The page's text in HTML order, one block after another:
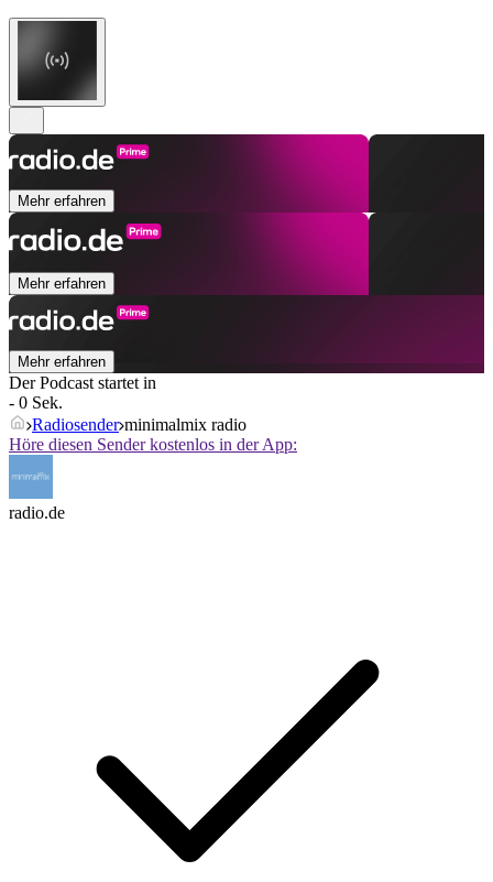
Mehr erfahren
Mehr erfahren
Mehr erfahren
Der Podcast startet in
- 0 Sek.
Radiosender minimalmix radio
Höre diesen Sender kostenlos in der App:
radio.de